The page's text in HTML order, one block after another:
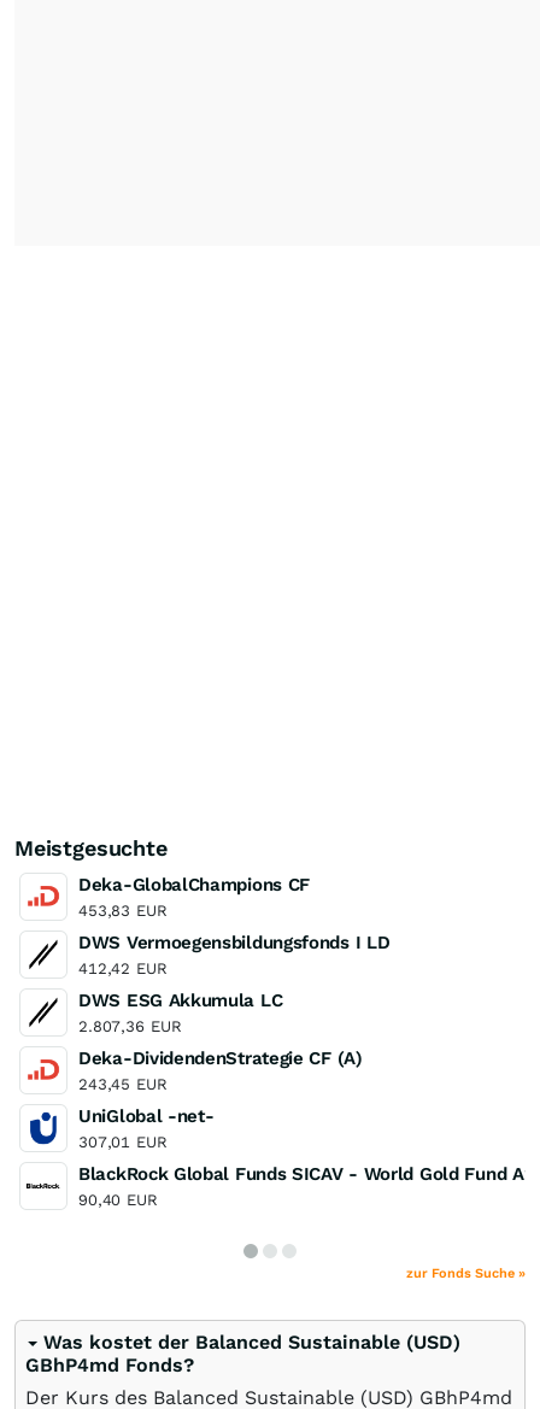
Meistgesuchte
Deka-GlobalChampions CF
453,83 EUR
DWS Vermoegensbildungsfonds I LD
412,42 EUR
DWS ESG Akkumula LC
2.807,36 EUR
Deka-DividendenStrategie CF (A)
243,45 EUR
UniGlobal -net-
307,01 EUR
BlackRock Global Funds SICAV - World Gold Fund A2
90,40 EUR
zur Fonds Suche »
Was kostet der Balanced Sustainable (USD)
GBhP4md Fonds?
Der Kurs des Balanced Sustainable (USD) GBhP4md